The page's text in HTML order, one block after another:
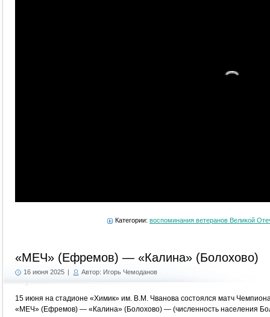
Категории: воспоминания ветеранов Великой
«МЕЧ» (Ефремов) — «Калина» (Болохово)
16 июня 2025 | Автор: Игорь Чемоданов
15 июня на стадионе «Химик» им. В.М. Чванова состоялся матч
«МЕЧ» (Ефремов) — «Калина» (Болохово) — (численность населения